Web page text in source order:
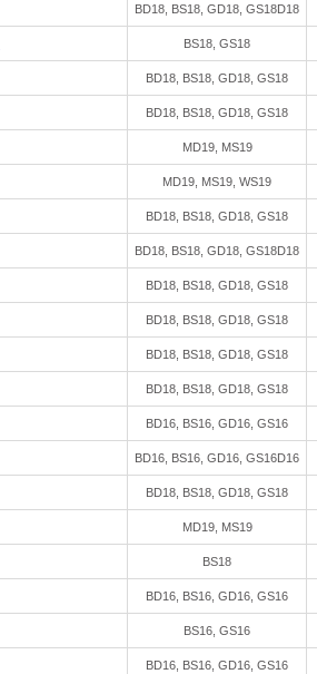
BD18, BS18, GD18, GS18D18
BS18, GS18
BD18, BS18, GD18, GS18
BD18, BS18, GD18, GS18
MD19, MS19
MD19, MS19, WS19
BD18, BS18, GD18, GS18
BD18, BS18, GD18, GS18D18
BD18, BS18, GD18, GS18
BD18, BS18, GD18, GS18
BD18, BS18, GD18, GS18
BD18, BS18, GD18, GS18
BD16, BS16, GD16, GS16
BD16, BS16, GD16, GS16D16
BD18, BS18, GD18, GS18
MD19, MS19
BS18
BD16, BS16, GD16, GS16
BS16, GS16
BD16, BS16, GD16, GS16